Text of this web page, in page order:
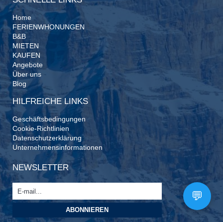
Home
FERIENWHONUNGEN
B&B
MIETEN
KAUFEN
Angebote
Über uns
Blog
HILFREICHE LINKS
Geschäftsbedingungen
Cookie-Richtlinien
Datenschutzerklärung
Unternehmensinformationen
NEWSLETTER